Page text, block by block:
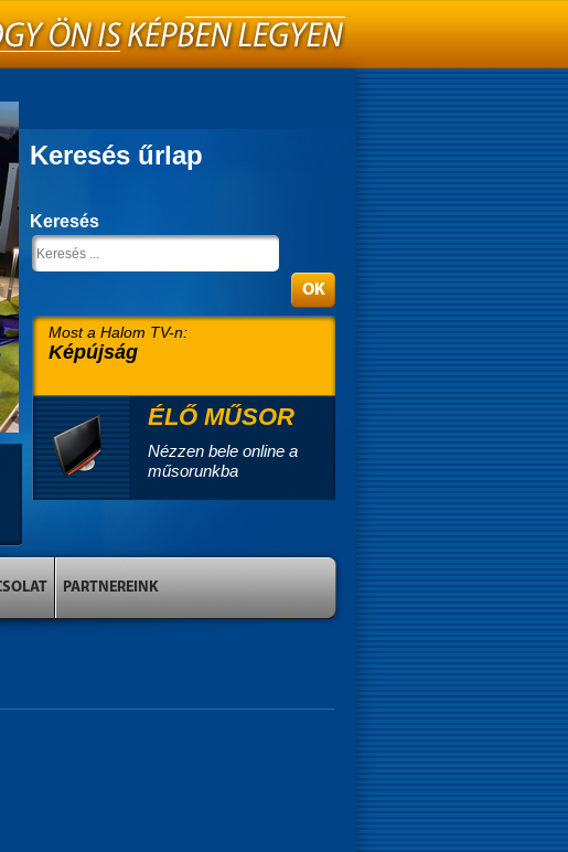
Keresés űrlap
Keresés
Most a Halom TV-n:
Képújság
ÉLŐ MŰSOR
Nézzen bele online a
műsorunkba
PARTNEREINK